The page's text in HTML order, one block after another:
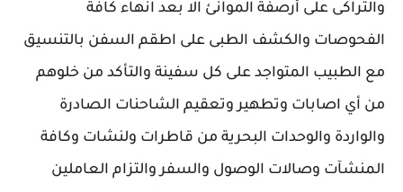
والتراكى على أرصفة الموانئ الا بعد انهاء كافة
الفحوصات والكشف الطبى على اطقم السفن بالتنسيق
مع الطبيب المتواجد على كل سفينة والتأكد من خلوهم
من أي اصابات وتطهير وتعقيم الشاحنات الصادرة
والواردة والوحدات البحرية من قاطرات ولنشات وكافة
المنشآت وصالات الوصول والسفر والتزام العاملين